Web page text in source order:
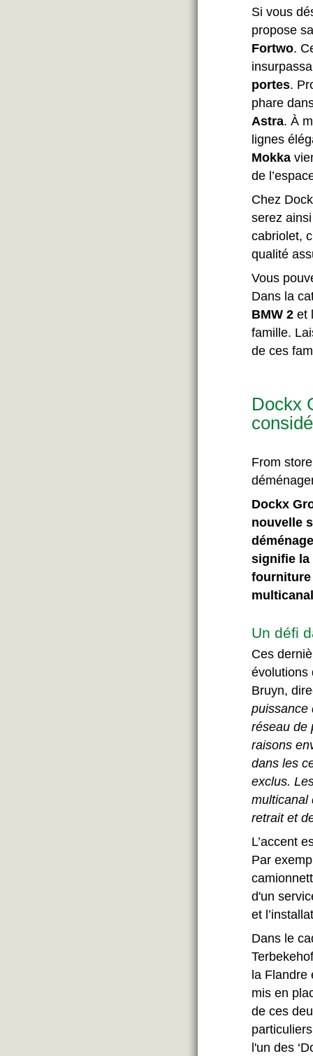
Si vous
propose
Fortwo.
portes.
phare
Astra. À
lignes
Mokka
de
Chez
serez
cabriolet,
qualité
Vous
Dans la
BMW 2 et
famille.
de ces
Dockx
From
Dockx
nouvelle
signifie la
fourniture
Un défi
Ces
évolutions
Bruyn,
puissance
réseau de
raisons
dans les
exclus.
multicanal
retrait et
L’accent
Par
d'un
et
Dans le
la
mis en
de ces
l'un des